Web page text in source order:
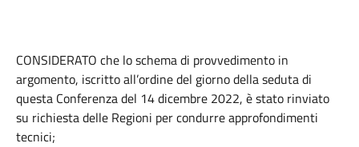
CONSIDERATO che lo schema di provvedimento in
argomento, iscritto all’ordine del giorno della seduta di
questa Conferenza del 14 dicembre 2022, è stato rinviato
su richiesta delle Regioni per condurre approfondimenti
tecnici;